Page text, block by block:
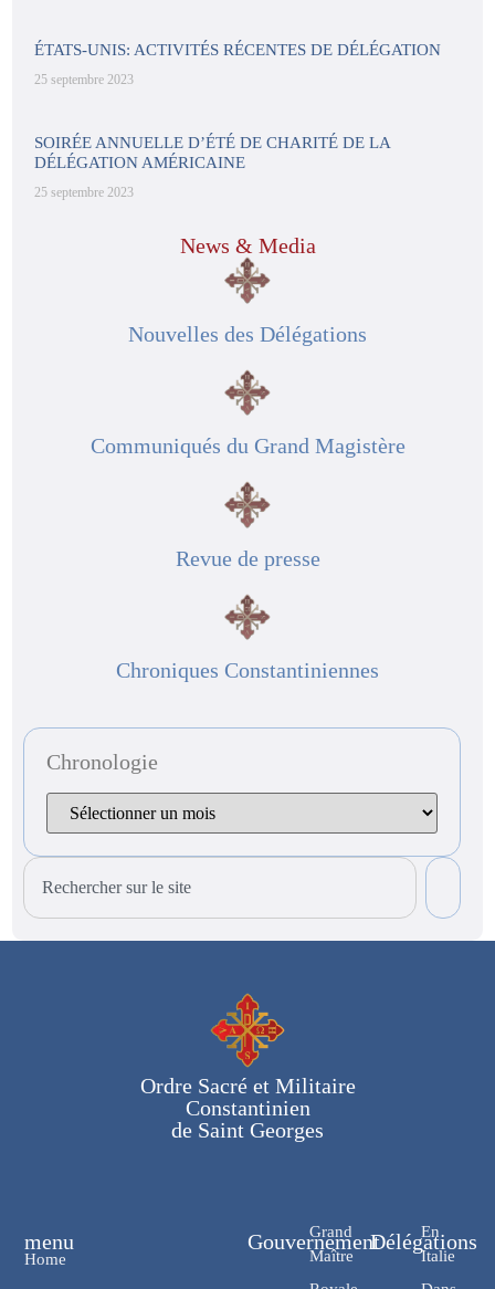
ÉTATS-UNIS: ACTIVITÉS RÉCENTES DE DÉLÉGATION
25 septembre 2023
SOIRÉE ANNUELLE D’ÉTÉ DE CHARITÉ DE LA
DÉLÉGATION AMÉRICAINE
25 septembre 2023
News & Media
Nouvelles des Délégations
Communiqués du Grand Magistère
Revue de presse
Chroniques Constantiniennes
Chronologie
Ordre Sacré et Militaire
Constantinien
de Saint Georges
Gouvernement
Grand
Maître
Délégations
En
Italie
menu
Home